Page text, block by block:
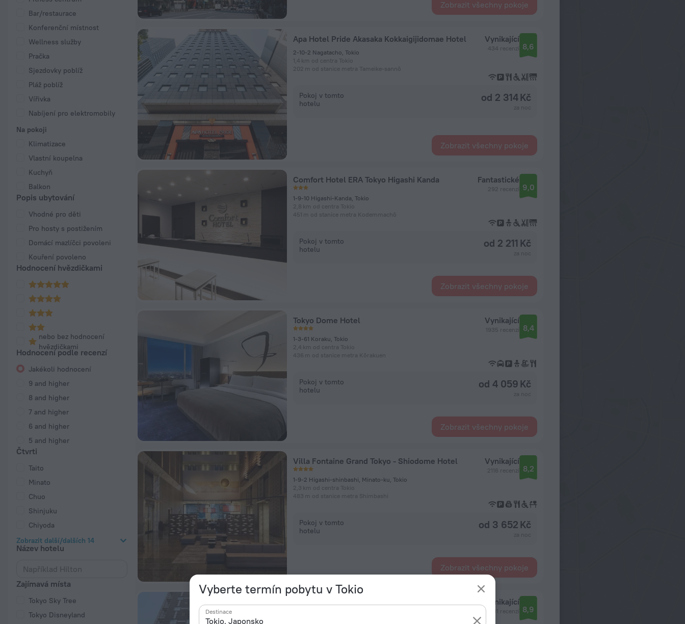
Vyberte termín pobytu v Tokio
Destinace
Bar/restaurace
Konferenční místnost
Wellness služby
Pračka
Sjezdovky poblíž
Pláž poblíž
Vířivka
Nabíjení pro elektromobily
Na pokoji
Klimatizace
Vlastní koupelna
Kuchyň
Balkon
Popis ubytování
Vhodné pro děti
Pro hosty s postižením
Domácí mazlíčci povoleni
Kouření povoleno
Hodnocení hvězdičkami
nebo bez hodnocení
hvězdičkami
Hodnocení podle recenzí
Jakékoli hodnocení
9 and higher
8 and higher
7 and higher
6 and higher
5 and higher
Čtvrti
Taito
Minato
Chuo
Shinjuku
Chiyoda
Zobrazit další/dalších 14
Název hotelu
Zajímavá místa
Tokyo Sky Tree
Tokyo Disneyland
Zobrazit všechny pokoje
Apa Hotel Pride Akasaka Kokkaigijidomae Hotel
2-10-2 Nagatacho, Tokio
1,4 km od centra Tokio
202 m od stanice metra Tameike-sannō
Vynikající
434 recenzí 8,6
Pokoj v tomto
hotelu
od 2 314 Kč
Zobrazit všechny pokoje
Comfort Hotel ERA Tokyo Higashi Kanda
1-9-10 Higashi-Kanda, Tokio
2,8 km od centra Tokio
451 m od stanice metra Kodemmachō
Fantastické
292 recenzí 9,0
Pokoj v tomto
hotelu
od 2 211 Kč
Zobrazit všechny pokoje
Tokyo Dome Hotel
1-3-61 Koraku, Tokio
2,4 km od centra Tokio
436 m od stanice metra Kōrakuen
Vynikající
1935 recenzí 8,4
Pokoj v tomto
hotelu
od 4 059 Kč
Zobrazit všechny pokoje
Villa Fontaine Grand Tokyo - Shiodome Hotel
1-9-2 Higashi-shinbashi, Minato-ku, Tokio
2,3 km od centra Tokio
483 m od stanice metra Shimbashi
Vynikající
2116 recenzí 8,2
Pokoj v tomto
hotelu
od 3 652 Kč
Zobrazit všechny pokoje
Vynikající
231 recenzí 8,9